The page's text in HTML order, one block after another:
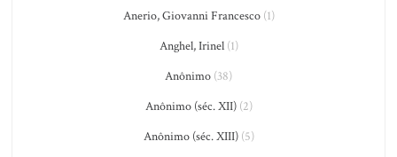
Anerio, Giovanni Francesco(1)
Anghel, Irinel(1)
Anônimo (38)
Anônimo (séc. XII)(2)
Anônimo (séc. XIII)(5)